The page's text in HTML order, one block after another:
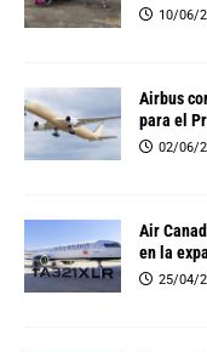
10/06/
Airbus
para el
02/06/
Air
en la
25/04/